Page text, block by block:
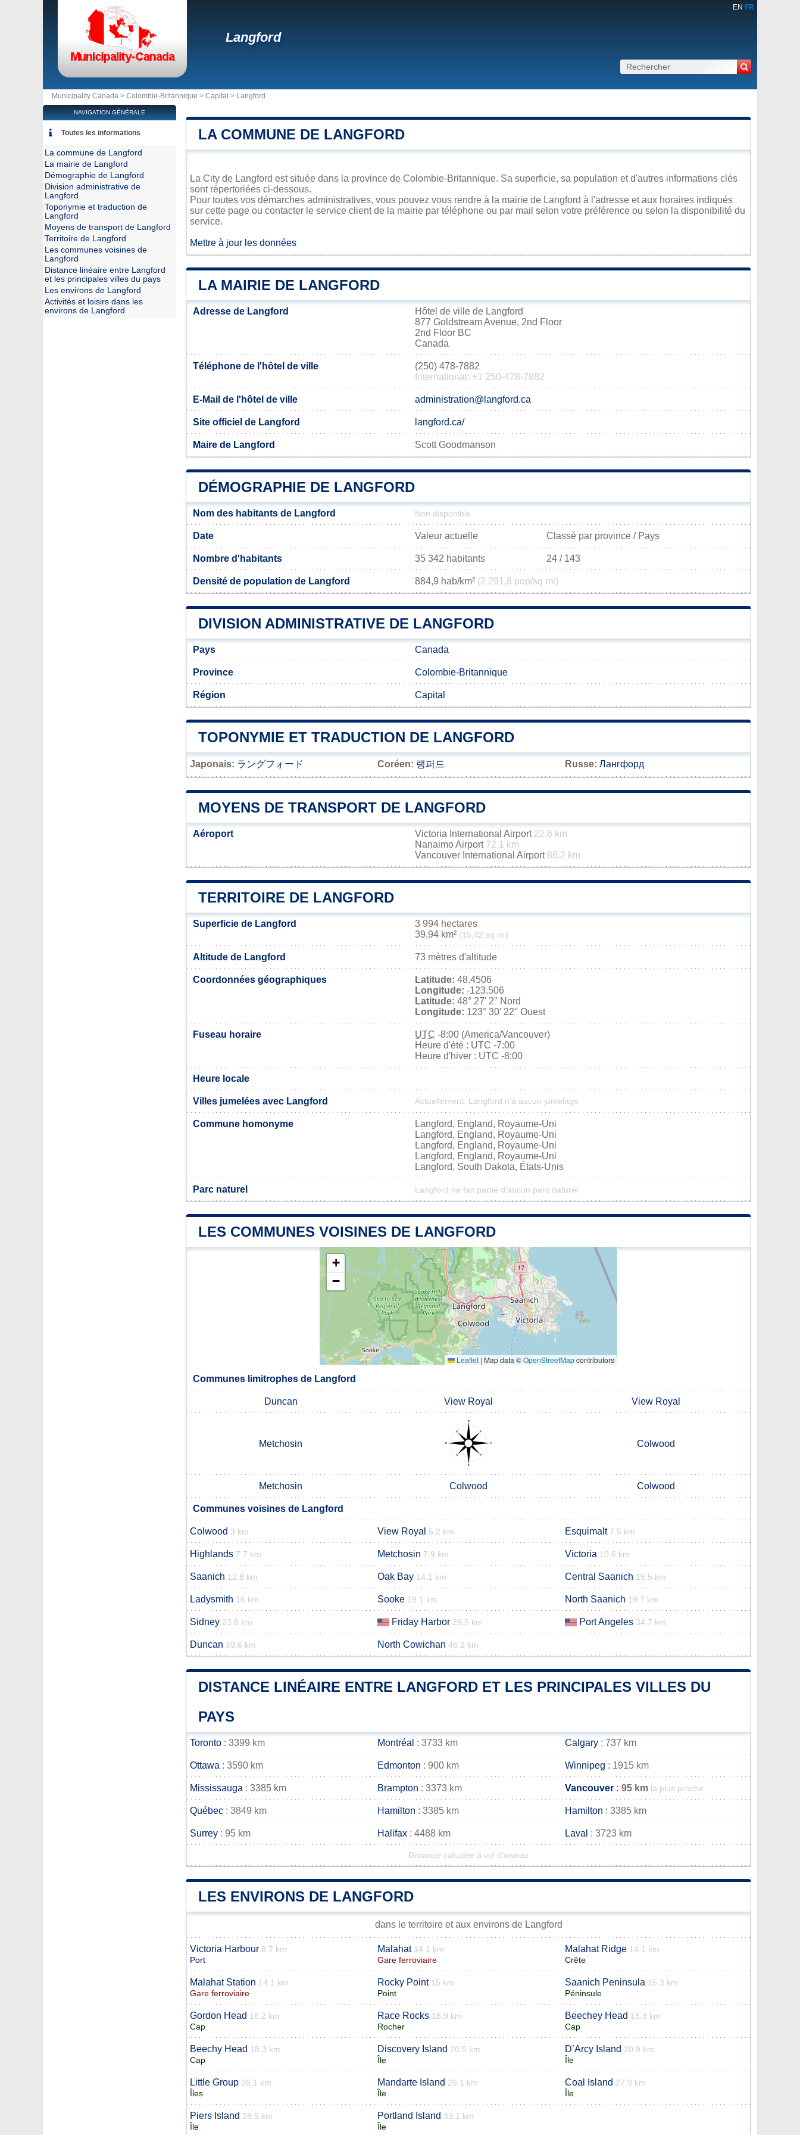
EN FR
Langford
Municipality Canada > Colombie-Britannique > Capital > Langford
LA COMMUNE DE LANGFORD
La City de Langford est située dans la province de Colombie-Britannique. Sa superficie, sa population et d'autres informations clés
sont répertoriées ci-dessous.
Pour toutes vos démarches administratives, vous pouvez vous rendre à la mairie de Langford à l'adresse et aux horaires indiqués
sur cette page ou contacter le service client de la mairie par téléphone ou par mail selon votre préférence ou selon la disponibilité du
service.
Mettre à jour les données
LA MAIRIE DE LANGFORD
Adresse de Langford
Hôtel de ville de Langford
877 Goldstream Avenue, 2nd Floor
2nd Floor BC
Canada
Téléphone de l'hôtel de ville
(250) 478-7882
International: +1 250-478-7882
E-Mail de l'hôtel de ville administration@langford.ca
Site officiel de Langford langford.ca/
Maire de Langford Scott Goodmanson
DÉMOGRAPHIE DE LANGFORD
Nom des habitants de Langford Non disponible
Date Valeur actuelle Classé par province / Pays
Nombre d'habitants 35 342 habitants 24 / 143
Densité de population de Langford 884,9 hab/km² (2 291,8 pop/sq mi)
DIVISION ADMINISTRATIVE DE LANGFORD
Pays Canada
Province Colombie-Britannique
Région Capital
TOPONYMIE ET TRADUCTION DE LANGFORD
Japonais: ラングフォード Coréen: 랭퍼드 Russe: Лангфорд
MOYENS DE TRANSPORT DE LANGFORD
Aéroport Victoria International Airport 22.6 km
Nanaimo Airport 72.1 km
Vancouver International Airport 86.2 km
TERRITOIRE DE LANGFORD
Superficie de Langford
3 994 hectares
39,94 km² (15,42 sq mi)
Altitude de Langford 73 mètres d'altitude
Coordonnées géographiques Latitude: 48.4506
Longitude: -123.506
Latitude: 48° 27' 2'' Nord
Longitude: 123° 30' 22'' Ouest
Fuseau horaire UTC -8:00 (America/Vancouver)
Heure d'été : UTC -7:00
Heure d'hiver : UTC -8:00
Heure locale
Villes jumelées avec Langford Actuellement, Langford n'a aucun jumelage
Commune homonyme
Langford, England, Royaume-Uni
Langford, England, Royaume-Uni
Langford, England, Royaume-Uni
Langford, England, Royaume-Uni
Langford, South Dakota, États-Unis
Parc naturel Langford ne fait partie d'aucun parc naturel
LES COMMUNES VOISINES DE LANGFORD
+
−
Leaflet | Map data ©OpenStreetMapcontributors
Communes limitrophes de Langford
Duncan View Royal View Royal
Metchosin Colwood
Metchosin Colwood Colwood
Communes voisines de Langford
Colwood 3 km View Royal 5.2 km Esquimalt 7.5 km
Highlands 7.7 km Metchosin 7.9 km Victoria 10.6 km
Saanich 12.8 km Oak Bay 14.1 km Central Saanich 15.5 km
Ladysmith 16 km Sooke 19.1 km North Saanich 19.7 km
Sidney 23.8 km Friday Harbor 29.5 km Port Angeles 34.7 km
Duncan 39.6 km North Cowichan 46.2 km
DISTANCE LINÉAIRE ENTRE LANGFORD ET LES PRINCIPALES VILLES DU
PAYS
Toronto : 3399 km Montréal : 3733 km Calgary : 737 km
Ottawa : 3590 km Edmonton : 900 km Winnipeg : 1915 km
Mississauga : 3385 km Brampton : 3373 km Vancouver : 95 km la plus proche
Québec : 3849 km Hamilton : 3385 km Hamilton : 3385 km
Surrey : 95 km Halifax : 4488 km Laval : 3723 km
Distance calculée à vol d'oiseau
LES ENVIRONS DE LANGFORD
dans le territoire et aux environs de Langford
Victoria Harbour 8.7 km
Port
Malahat 14.1 km
Gare ferroviaire
Malahat Ridge 14.1 km
Crête
Malahat Station 14.1 km
Gare ferroviaire
Rocky Point 15 km
Point
Saanich Peninsula 15.3 km
Péninsule
Gordon Head 16.2 km
Cap
Race Rocks 16.9 km
Rocher
Beechey Head 18.3 km
Cap
Beechy Head 18.3 km
Cap
Discovery Island 20.5 km
Île
D’Arcy Island 20.9 km
Île
Little Group 26.1 km
Îles
Mandarte Island 26.1 km
Île
Coal Island 27.9 km
Île
Piers Island 28.5 km
Île
Portland Island 33.1 km
Île
NAVIGATION GÉNÉRALE
Toutes les informations
La commune de Langford
La mairie de Langford
Démographie de Langford
Division administrative de
Langford
Toponymie et traduction de
Langford
Moyens de transport de Langford
Territoire de Langford
Les communes voisines de
Langford
Distance linéaire entre Langford
et les principales villes du pays
Les environs de Langford
Activités et loisirs dans les
environs de Langford